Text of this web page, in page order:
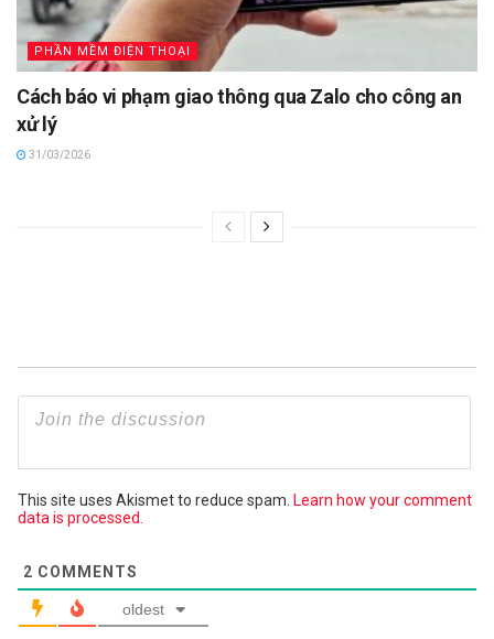
PHẦN MỀM ĐIỆN THOẠI
Cách báo vi phạm giao thông qua Zalo cho công an
xử lý
31/03/2026
This site uses Akismet to reduce spam. Learn how your comment
data is processed.
2 COMMENTS
oldest